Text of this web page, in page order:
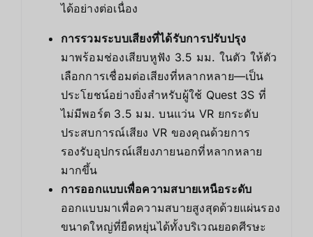
ได้อย่างต่อเนื่อง
การรวมระบบเสียงที่ได้รับการปรับปรุง
มาพร้อมช่องเสียบหูฟัง 3.5 มม. ในตัว ให้ตัว
เลือกการเชื่อมต่อเสียงที่หลากหลาย—เป็น
ประโยชน์อย่างยิ่งสำหรับผู้ใช้ Quest 3S ที่
ไม่มีพอร์ต 3.5 มม. บนแว่น VR ยกระดับ
ประสบการณ์เสียง VR ของคุณด้วยการ
รองรับอุปกรณ์เสียงภายนอกที่หลากหลาย
มากขึ้น
การออกแบบเพื่อความสบายเหนือระดับ
ออกแบบมาเพื่อความสบายสูงสุดด้วยแผ่นรอง
ขนาดใหญ่ที่ยืดหยุ่นได้ทั้งบริเวณยอดศีรษะ